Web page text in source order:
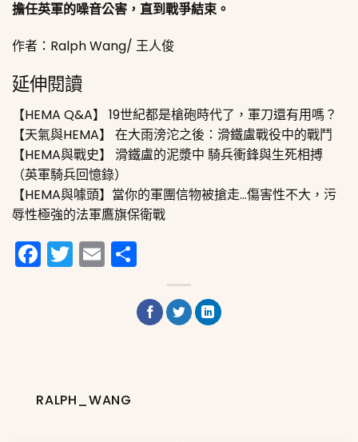
擔任英軍的噪音公害，直到戰爭結束。
作者：Ralph Wang/ 王人俊
延伸閱讀
【HEMA Q&A】 19世紀都是槍砲時代了，軍刀還有用嗎？
【天氣與HEMA】 在大雨滂沱之後：滑鐵盧戰役中的戰鬥
【HEMA與戰史】 滑鐵盧的泥漿中 騎兵衝鋒與生死相搏
（英軍騎兵回憶錄）
【HEMA與噱頭】當你的軍團信物被搶走…傷害性不大，污
辱性極強的法軍鷹旗保衛戰
Facebook
Twitter
Email
RALPH_WANG